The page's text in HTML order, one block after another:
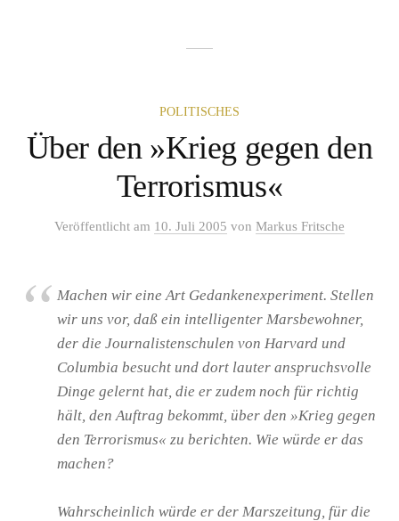
POLITISCHES
Über den »Krieg gegen den
Terrorismus«
Veröffentlicht am 10. Juli 2005 von Markus Fritsche
Machen wir eine Art Gedankenexperiment. Stellen
wir uns vor, daß ein intelligenter Marsbewohner,
der die Journalistenschulen von Harvard und
Columbia besucht und dort lauter anspruchsvolle
Dinge gelernt hat, die er zudem noch für richtig
hält, den Auftrag bekommt, über den »Krieg gegen
den Terrorismus« zu berichten. Wie würde er das
machen?
Wahrscheinlich würde er der Marszeitung, für die